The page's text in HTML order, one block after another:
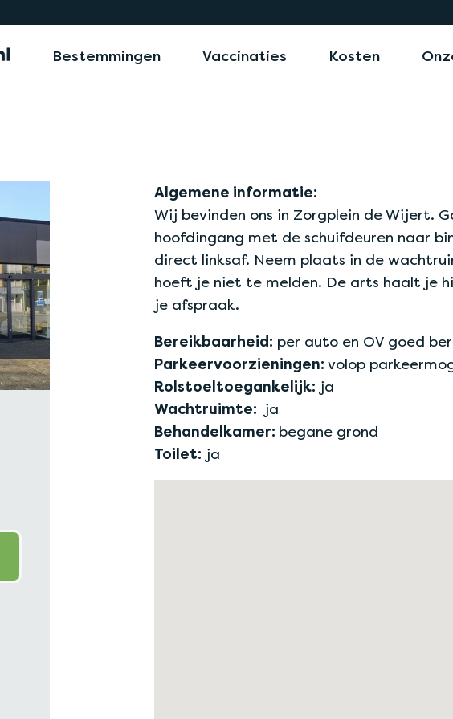
Bestemmingen Vaccinaties Kosten
Algemene informatie:
Wij bevinden ons in Zorgplein de Wijert.
hoofdingang met de schuifdeuren naar
direct linksaf. Neem plaats in de
hoeft je niet te melden. De arts haalt je
je afspraak.
Bereikbaarheid: per auto en OV goed
Parkeervoorzieningen: volop
Rolstoeltoegankelijk: ja
Wachtruimte: ja
Behandelkamer: begane grond
Toilet: ja